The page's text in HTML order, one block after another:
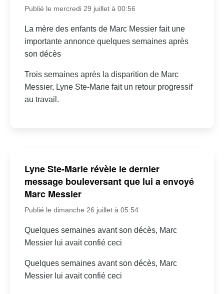
Publié le mercredi 29 juillet à 00:56
La mère des enfants de Marc Messier fait une
importante annonce quelques semaines après
son décès
Trois semaines après la disparition de Marc
Messier, Lyne Ste-Marie fait un retour progressif
au travail.
Lyne Ste-Marie révèle le dernier
message bouleversant que lui a envoyé
Marc Messier
Publié le dimanche 26 juillet à 05:54
Quelques semaines avant son décès, Marc
Messier lui avait confié ceci
Quelques semaines avant son décès, Marc
Messier lui avait confié ceci